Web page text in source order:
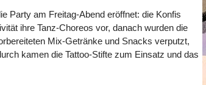
Party am Freitag-Abend eröffnet: die Konfis
ihre Tanz-Choreos vor, danach wurden die
Mix-Getränke und Snacks verputzt,
kamen die Tattoo-Stifte zum Einsatz und das